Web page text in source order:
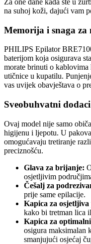
na suhoj koži, dajući vam
Memorija i snaga za
PHILIPS Epilator
baterijom koja osigurava
morate brinuti o
utičnice u kupatilu.
vas uvijek obavještava o
Sveobuhvatni
Ovaj model nije samo
higijenu i ljepotu. U
omogućavaju tretiranje
preciznošću.
Glava za brijanje:
osjetljivim
Češalj za
prije same epilacije.
Kapica za
kako bi tretman lica
Kapica za
osigura maksimalan
smanjujući osjećaj